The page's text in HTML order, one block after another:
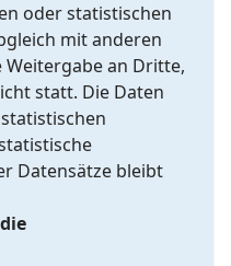
oder statistischen
mit anderen
an Dritte,
statt. Die Daten
Datensätze bleibt